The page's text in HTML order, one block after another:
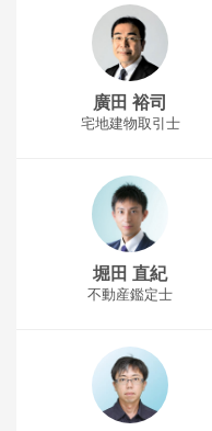
廣田 裕司
宅地建物取引士
堀田 直紀
不動産鑑定士